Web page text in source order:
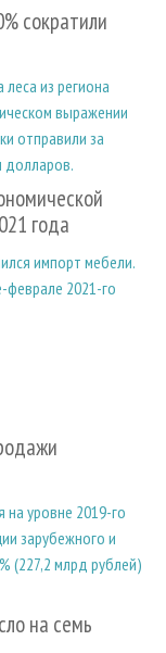
сократили
из региона
выражении
отправили за
долларов.
года
импорт мебели.
феврале 2021-го
уровне 2019-го
зарубежного и
(227,2 млрд рублей)
на семь